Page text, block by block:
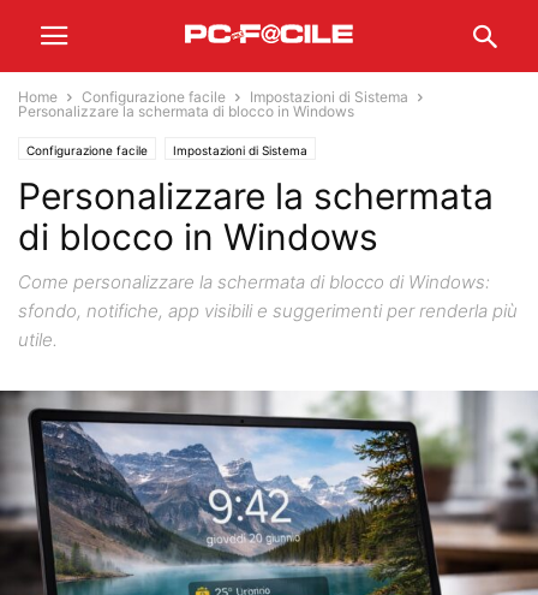
Home Configurazione facile
Impostazioni di Sistema
Personalizzare la schermata di blocco in Windows
Configurazione facile Impostazioni di Sistema
Personalizzare la schermata
di blocco in Windows
Come personalizzare la schermata di blocco di Windows:
sfondo, notifiche, app visibili e suggerimenti per renderla più
utile.